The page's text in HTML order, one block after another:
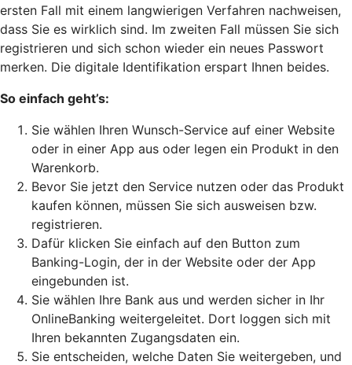
ersten Fall mit einem langwierigen Verfahren nachweisen,
dass Sie es wirklich sind. Im zweiten Fall müssen Sie sich
registrieren und sich schon wieder ein neues Passwort
merken. Die digitale Identifikation erspart Ihnen beides.
So einfach geht’s:
Sie wählen Ihren Wunsch-Service auf einer Website
oder in einer App aus oder legen ein Produkt in den
Warenkorb.
Bevor Sie jetzt den Service nutzen oder das Produkt
kaufen können, müssen Sie sich ausweisen bzw.
registrieren.
Dafür klicken Sie einfach auf den Button zum
Banking-Login, der in der Website oder der App
eingebunden ist.
Sie wählen Ihre Bank aus und werden sicher in Ihr
OnlineBanking weitergeleitet. Dort loggen sich mit
Ihren bekannten Zugangsdaten ein.
Sie entscheiden, welche Daten Sie weitergeben, und